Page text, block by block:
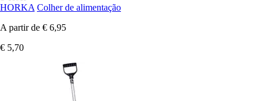
HORKA Colher de alimentação
A partir de € 6,95
€ 5,70